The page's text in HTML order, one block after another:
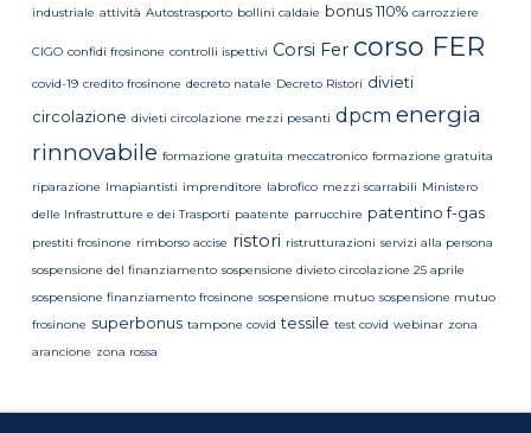
industriale attività Autostrasporto bollini caldaie bonus 110% carrozziere
CIGO confidi frosinone controlli ispettivi Corsi Fer corso FER
covid-19 credito frosinone decreto natale Decreto Ristori divieti
circolazione divieti circolazione mezzi pesanti dpcm energia
rinnovabile formazione gratuita meccatronico formazione gratuita
riparazione Imapiantisti imprenditore labrofico mezzi scarrabili Ministero
delle Infrastrutture e dei Trasporti paatente parrucchire patentino f-gas
prestiti frosinone rimborso accise ristori ristrutturazioni servizi alla persona
sospensione del finanziamento sospensione divieto circolazione 25 aprile
sospensione finanziamento frosinone sospensione mutuo sospensione mutuo
frosinone superbonus tampone covid tessile test covid webinar zona
arancione zona rossa